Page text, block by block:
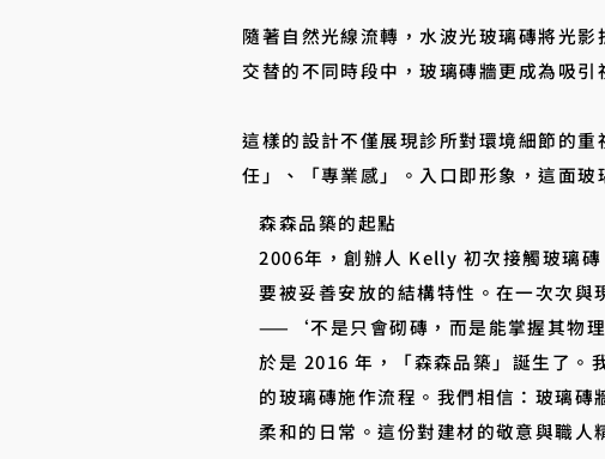
隨著自然光線流轉，水波光玻璃磚將光
交替的不同時段中，玻璃磚牆更成為吸
這樣的設計不僅展現診所對環境細節的
任」、「專業感」。入口即形象，這面
森森品築的起點
2006年，創辦人 Kelly 初次接觸玻璃
要被妥善安放的結構特性。在一次次
——‘不是只會砌磚，而是能掌握其物
於是 2016 年，「森森品築」誕生了。
的玻璃磚施作流程。我們相信：玻璃
柔和的日常。這份對建材的敬意與職人